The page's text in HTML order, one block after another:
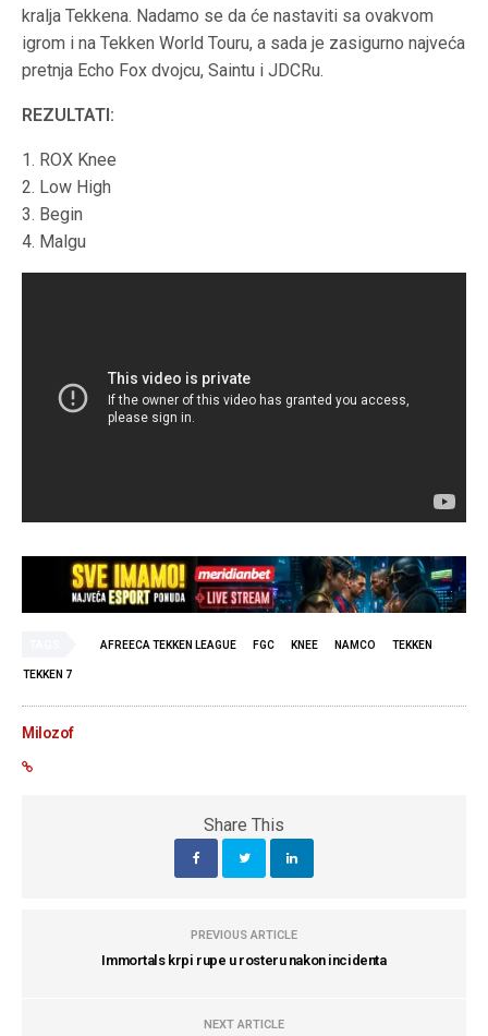
kralja Tekkena. Nadamo se da će nastaviti sa ovakvom
igrom i na Tekken World Touru, a sada je zasigurno najveća
pretnja Echo Fox dvojcu, Saintu i JDCRu.
REZULTATI:
1. ROX Knee
2. Low High
3. Begin
4. Malgu
AFREECA TEKKEN LEAGUE FGC KNEE NAMCO TEKKEN
TEKKEN 7
Milozof
Share This
PREVIOUS ARTICLE
Immortals krpi rupe u rosteru nakon incidenta
NEXT ARTICLE